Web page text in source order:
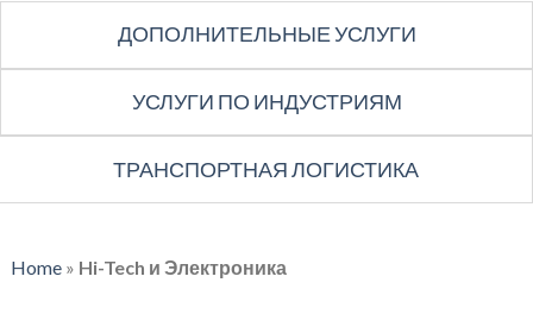
ДОПОЛНИТЕЛЬНЫЕ УСЛУГИ
УСЛУГИ ПО ИНДУСТРИЯМ
ТРАНСПОРТНАЯ ЛОГИСТИКА
Home» Hi-Tech и Электроника